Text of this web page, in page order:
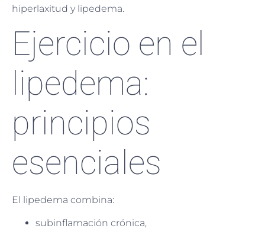
hiperlaxitud y lipedema.
Ejercicio en el
lipedema:
principios
esenciales
El lipedema combina:
subinflamación crónica,